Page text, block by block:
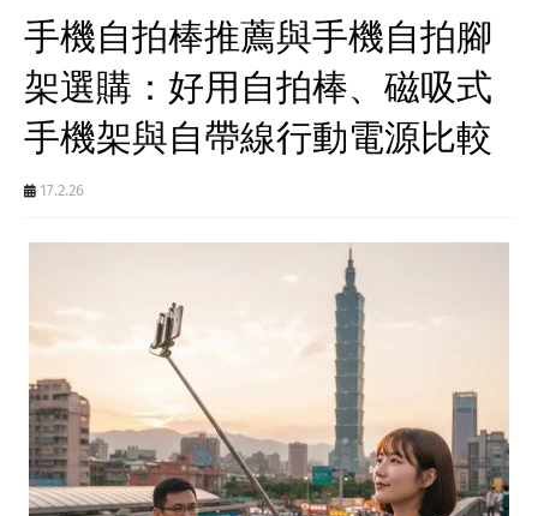
手機自拍棒推薦與手機自拍腳
架選購：好用自拍棒、磁吸式
手機架與自帶線行動電源比較
17.2.26